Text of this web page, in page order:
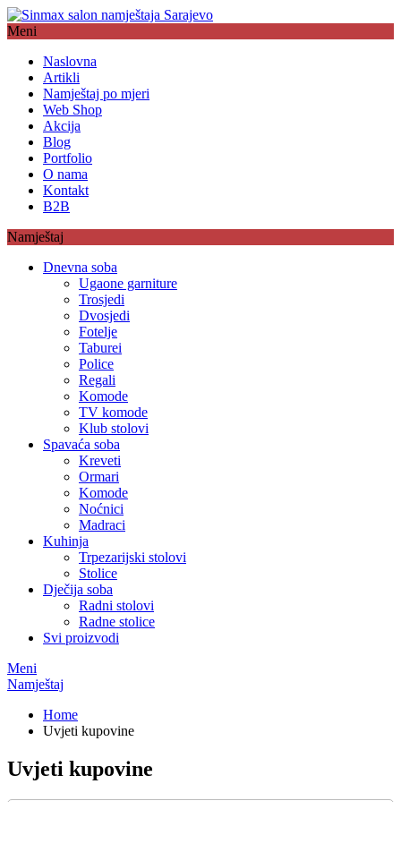
Meni
Naslovna
Artikli
Namještaj po mjeri
Web Shop
Akcija
Blog
Portfolio
O nama
Kontakt
B2B
Namještaj
Dnevna soba
Ugaone garniture
Trosjedi
Dvosjedi
Fotelje
Taburei
Police
Regali
Komode
TV komode
Klub stolovi
Spavaća soba
Kreveti
Ormari
Komode
Noćnici
Madraci
Kuhinja
Trpezarijski stolovi
Stolice
Dječija soba
Radni stolovi
Radne stolice
Svi proizvodi
Meni
Namještaj
Home
Uvjeti kupovine
Uvjeti kupovine